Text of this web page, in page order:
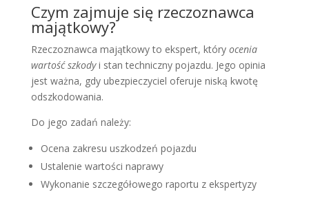
Czym zajmuje się rzeczoznawca
majątkowy?
Rzeczoznawca majątkowy to ekspert, który ocenia
wartość szkodyi stan techniczny pojazdu. Jego opinia
jest ważna, gdy ubezpieczyciel oferuje niską kwotę
odszkodowania.
Do jego zadań należy:
Ocena zakresu uszkodzeń pojazdu
Ustalenie wartości naprawy
Wykonanie szczegółowego raportu z ekspertyzy